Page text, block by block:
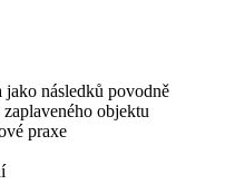
následků povodně
objektu
praxe